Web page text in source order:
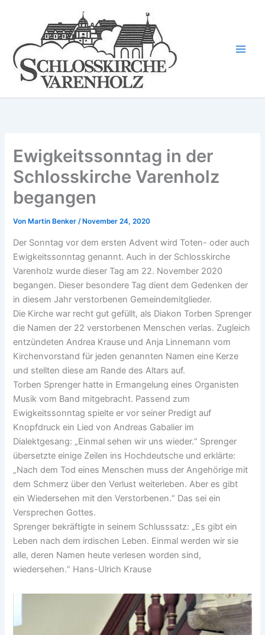
Ewigkeitssonntag in der
Schlosskirche Varenholz
begangen
Von Martin Benker/ November 24, 2020
Der Sonntag vor dem ersten Advent wird Toten- oder auch
Ewigkeitssonntag genannt. Auch in der Schlosskirche
Varenholz wurde dieser Tag am 22. November 2020
begangen. Dieser besondere Tag dient dem Gedenken der
in diesem Jahr verstorbenen Gemeindemitglieder.
Die Kirche war recht gut gefüllt, als Diakon Torben Sprenger
die Namen der 22 verstorbenen Menschen verlas. Zugleich
entzündeten Andrea Krause und Anja Linnemann vom
Kirchenvorstand für jeden genannten Namen eine Kerze
und stellten diese am Rande des Altars auf.
Torben Sprenger hatte in Ermangelung eines Organisten
Musik vom Band mitgebracht. Passend zum
Ewigkeitssonntag spielte er vor seiner Predigt auf
Knopfdruck ein Lied von Andreas Gabalier im
Dialektgesang: „Einmal sehen wir uns wieder.“ Sprenger
übersetzte einige Zeilen ins Hochdeutsche und erklärte:
„Nach dem Tod eines Menschen muss der Angehörige mit
dem Schmerz über den Verlust weiterleben. Aber es gibt
ein Wiedersehen mit den Verstorbenen.“ Das sei ein
Versprechen Gottes.
Sprenger bekräftigte in seinem Schlusssatz: „Es gibt ein
Leben nach dem irdischen Leben. Einmal werden wir sie
alle, deren Namen heute verlesen worden sind,
wiedersehen.“ Hans-Ulrich Krause